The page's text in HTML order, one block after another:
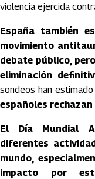
violencia ejercida
España también
movimiento
debate público,
eliminación
sondeos han estimado
españoles
El Día Mundial
diferentes
mundo,
impacto por